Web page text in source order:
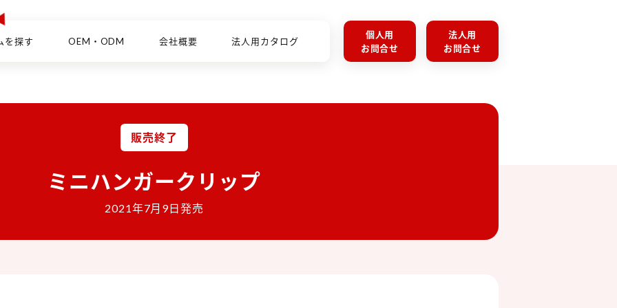
を探す OEM・ODM 会社概要 法人用カタログ
個人用
お問合せ
法人用
お問合せ
販売終了
ミニハンガークリップ
2021年7月9日発売